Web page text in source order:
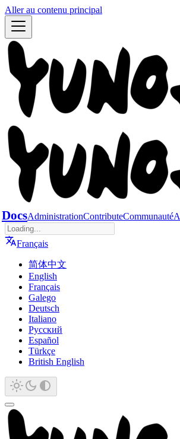
Aller au contenu principal
DocsAdministrationContributeCommunauté
Français
简体中文
English
Français
Galego
Deutsch
Italiano
Русский
Español
Türkçe
British English